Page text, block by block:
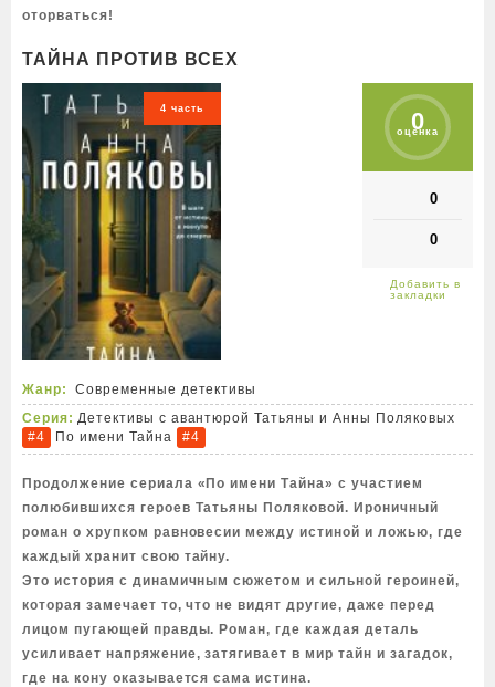
оторваться!
ТАЙНА ПРОТИВ ВСЕХ
4 часть 0
оценка
0
0
Жанр:
Современные детективы
Серия: Детективы с авантюрой Татьяны и Анны Поляковых
#4
По имени Тайна #4
Продолжение сериала «По имени Тайна» с участием
полюбившихся героев Татьяны Поляковой. Ироничный
роман о хрупком равновесии между истиной и ложью, где
каждый хранит свою тайну.
Это история с динамичным сюжетом и сильной героиней,
которая замечает то, что не видят другие, даже перед
лицом пугающей правды. Роман, где каждая деталь
усиливает напряжение, затягивает в мир тайн и загадок,
где на кону оказывается сама истина.